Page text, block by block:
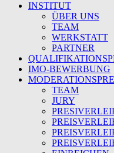
INSTITUT
ÜBER UNS
TEAM
WERKSTATT
PARTNER
IMO-BEWERBUNG
TEAM
JURY